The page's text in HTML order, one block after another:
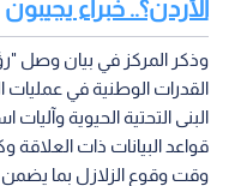
الأردن؟.. خبراء يجيبون
وذكر المركز في بيان وصل
القدرات الوطنية في عمليات
البنى التحتية الحيوية
قواعد البيانات ذات العلاقة
وقت وقوع الزلازل بما يضمن